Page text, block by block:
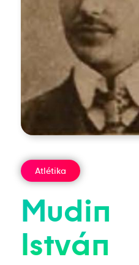
Atlétika
Mudin
István